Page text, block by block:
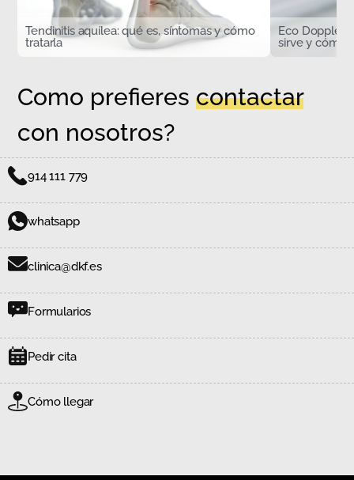
Tendinitis aquílea: qué es, síntomas y cómo
tratarla
Eco Doppler
sirve y cómo
Como prefierescontactar
con nosotros?
914 111 779
whatsapp
clinica@dkf.es
Formularios
Pedir cita
Cómo llegar